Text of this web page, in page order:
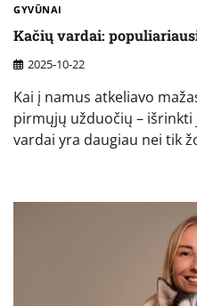
GYVŪNAI
Kačių vardai:
2025-10-22
Kai į namus atkeliavo
pirmųjų užduočių – išrinkti
vardai yra daugiau nei tik